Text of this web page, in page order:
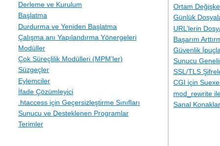
Derleme ve Kurulum
Başlatma
Durdurma ve Yeniden Başlatma
Çalışma anı Yapılandırma Yönergeleri
Modüller
Çok Süreçlilik Modülleri (MPM’ler)
Süzgeçler
Eylemciler
İfade Çözümleyici
.htaccess için Geçersizleştirme Sınıfları
Sunucu ve Desteklenen Programlar
Terimler
Ortam
Günlük
URL’lerin
Başarım
Güvenlik
Sunucu
SSL/TLS
CGI için
mod_rewrite
Sanal Konaklar